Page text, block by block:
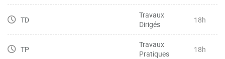
TD
Travaux
Dirigés
18h
TP
Travaux
Pratiques
18h